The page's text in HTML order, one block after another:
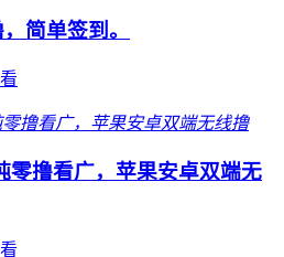
简单签到。
零撸看广，苹果安卓双端无